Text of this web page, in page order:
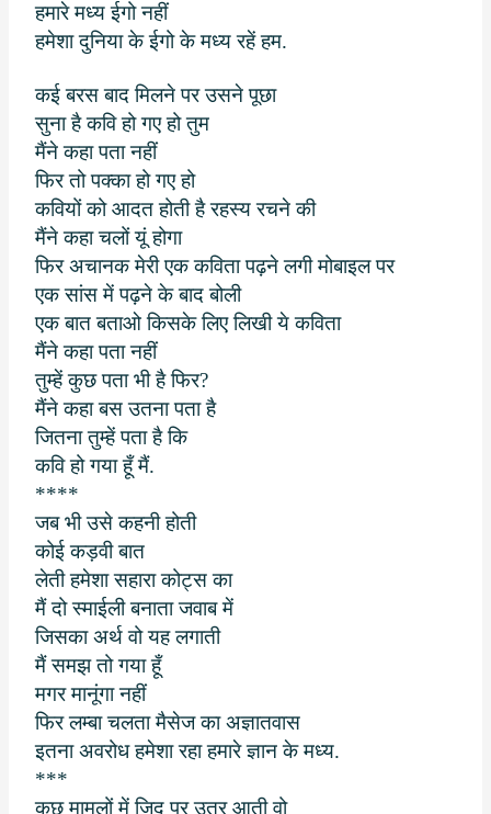
हमारे मध्य ईगो नहीं
हमेशा दुनिया के ईगो के मध्य रहें हम.
कई बरस बाद मिलने पर उसने पूछा
सुना है कवि हो गए हो तुम
मैंने कहा पता नहीं
फिर तो पक्का हो गए हो
कवियों को आदत होती है रहस्य रचने की
मैंने कहा चलों यूं होगा
फिर अचानक मेरी एक कविता पढ़ने लगी मोबाइल पर
एक सांस में पढ़ने के बाद बोली
एक बात बताओ किसके लिए लिखी ये कविता
मैंने कहा पता नहीं
तुम्हें कुछ पता भी है फिर?
मैंने कहा बस उतना पता है
जितना तुम्हें पता है कि
कवि हो गया हूँ मैं.
****
जब भी उसे कहनी होती
कोई कड़वी बात
लेती हमेशा सहारा कोट्स का
मैं दो स्माईली बनाता जवाब में
जिसका अर्थ वो यह लगाती
मैं समझ तो गया हूँ
मगर मानूंगा नहीं
फिर लम्बा चलता मैसेज का अज्ञातवास
इतना अवरोध हमेशा रहा हमारे ज्ञान के मध्य.
***
कुछ मामलों में जिद पर उतर आती वो